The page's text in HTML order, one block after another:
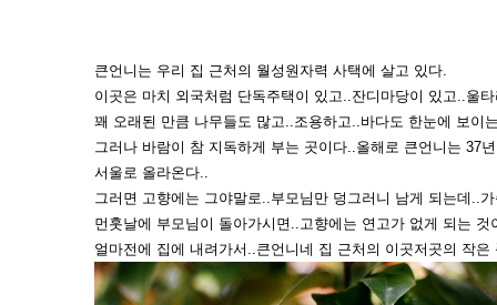
큰언니는 우리 집 근처의 월성원자력 사택에 살고 있다.
이곳은 마치 외국처럼 단독주택이 있고..잔디마당이 있고..울
꽤 오래된 만큼 나무들도 많고..조용하고..바다도 한눈에 보이
그러나 바람이 참 지독하게 부는 곳이다..올해로 큰언니는 37
서울로 올라온다..
그러면 고향에는 그야말로..부모님만 덩그러니 남게 되는데..
먼훗날에 부모님이 돌아가시면..고향에는 연고가 없게 되는 것
얼마전에 집에 내려가서..큰언니네 집 근처의 이곳저곳의 작은